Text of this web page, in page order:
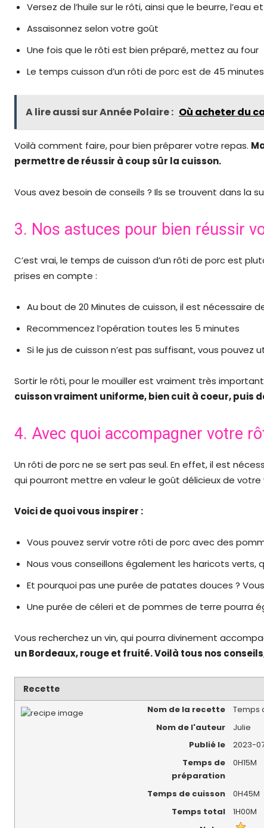
Versez de l’huile sur le rôti, ainsi que le beurre,
Assaisonnez selon votre goût
Une fois que le rôti est bien préparé, mettez au four
Le temps cuisson d’un rôti de porc est de 45 minutes
A lire aussi sur Année Polaire : Où acheter du
Voilà comment faire, pour bien préparer votre repas.
permettre de réussir à coup sûr la cuisson.
Vous avez besoin de conseils ? Ils se trouvent dans la
3. Nos astuces pour bien réussir
C’est vrai, le temps de cuisson d’un rôti de porc est
prises en compte :
Au bout de 20 Minutes de cuisson, il est nécessaire
Recommencez l’opération toutes les 5 minutes
Si le jus de cuisson n’est pas suffisant, vous pouvez
Sortir le rôti, pour le mouiller est vraiment très
cuisson vraiment uniforme, bien cuit à coeur, puis
4. Avec quoi accompagner votre
Un rôti de porc ne se sert pas seul. En effet, il est
qui pourront mettre en valeur le goût délicieux de votre
Voici de quoi vous inspirer :
Vous pouvez servir votre rôti de porc avec des
Nous vous conseillons également les haricots verts,
Et pourquoi pas une purée de patates douces ?
Une purée de céleri et de pommes de terre pourra
Vous recherchez un vin, qui pourra divinement
un Bordeaux, rouge et fruité. Voilà tous nos
Recette
Nom de la recette
Temps
Nom de l'auteur
Julie
Publié le
2023-
Temps de
préparation
0H15M
Temps de cuisson
0H45M
Temps total
1H00M